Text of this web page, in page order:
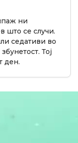
ни
што се случи.
седативи во
Тој
ден.